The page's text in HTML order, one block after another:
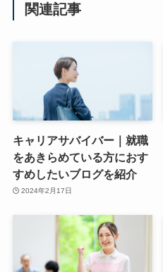
関連記事
キャリアサバイバー｜就職
をあきらめている方におす
すめしたいブログを紹介
2024年2月17日